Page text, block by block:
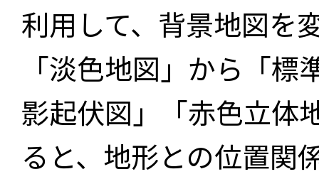
利用して、背景地図を
「淡色地図」から「
影起伏図」「赤色立体
ると、地形との位置関